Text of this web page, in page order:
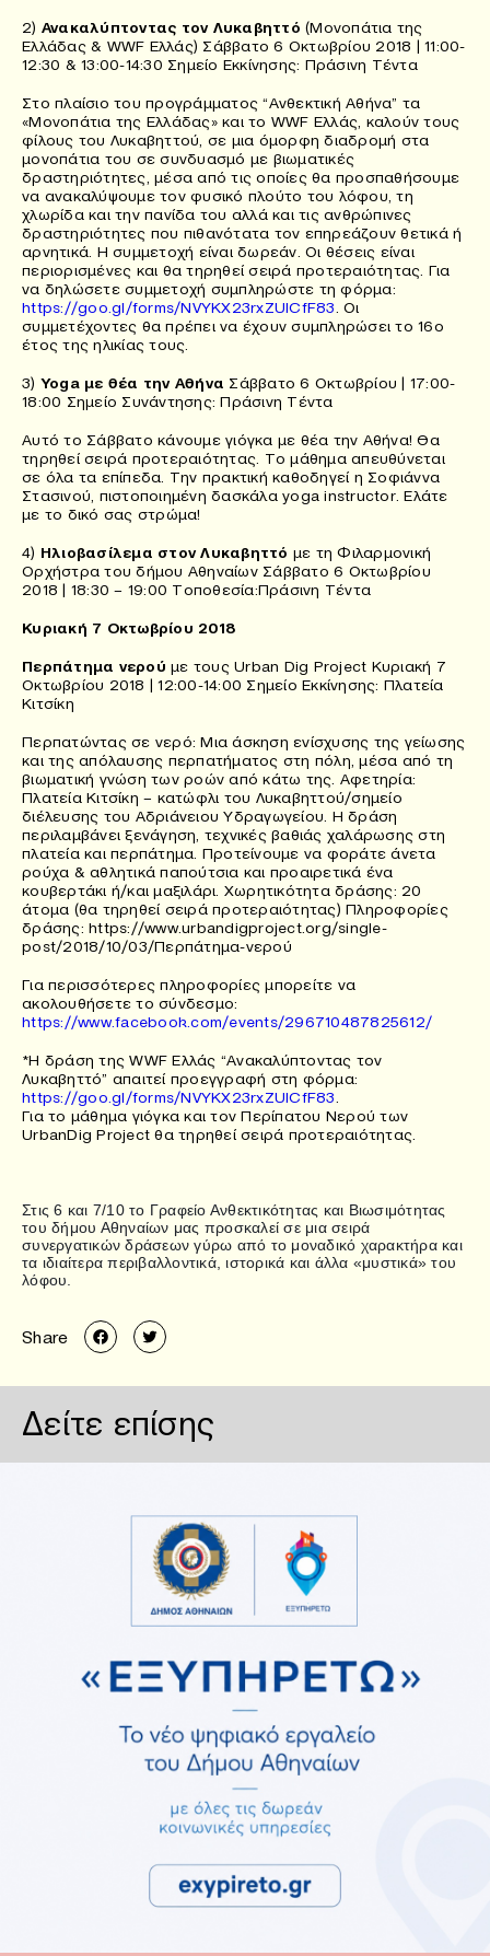
2) Ανακαλύπτοντας τον Λυκαβηττό (Μονοπάτια της
Ελλάδας & WWF Ελλάς) Σάββατο 6 Οκτωβρίου 2018 | 11:00-
12:30 & 13:00-14:30 Σημείο Εκκίνησης: Πράσινη Τέντα
Στο πλαίσιο του προγράμματος “Ανθεκτική Αθήνα” τα
«Μονοπάτια της Ελλάδας» και το WWF Ελλάς, καλούν τους
φίλους του Λυκαβηττού, σε μια όμορφη διαδρομή στα
μονοπάτια του σε συνδυασμό με βιωματικές
δραστηριότητες, μέσα από τις οποίες θα προσπαθήσουμε
να ανακαλύψουμε τον φυσικό πλούτο του λόφου, τη
χλωρίδα και την πανίδα του αλλά και τις ανθρώπινες
δραστηριότητες που πιθανότατα τον επηρεάζουν θετικά ή
αρνητικά. Η συμμετοχή είναι δωρεάν. Οι θέσεις είναι
περιορισμένες και θα τηρηθεί σειρά προτεραιότητας. Για
να δηλώσετε συμμετοχή συμπληρώστε τη φόρμα:
https://goo.gl/forms/NVYKX23rxZUICfF83. Οι
συμμετέχοντες θα πρέπει να έχουν συμπληρώσει το 16ο
έτος της ηλικίας τους.
3) Yoga με θέα την Αθήνα Σάββατο 6 Οκτωβρίου | 17:00-
18:00 Σημείο Συνάντησης: Πράσινη Τέντα
Αυτό το Σάββατο κάνουμε γιόγκα με θέα την Αθήνα! Θα
τηρηθεί σειρά προτεραιότητας. Το μάθημα απευθύνεται
σε όλα τα επίπεδα. Την πρακτική καθοδηγεί η Σοφιάννα
Στασινού, πιστοποιημένη δασκάλα yoga instructor. Ελάτε
με το δικό σας στρώμα!
4) Ηλιοβασίλεμα στον Λυκαβηττό με τη Φιλαρμονική
Ορχήστρα του δήμου Αθηναίων Σάββατο 6 Οκτωβρίου
2018 | 18:30 – 19:00 Τοποθεσία:Πράσινη Τέντα
Κυριακή 7 Οκτωβρίου 2018
Περπάτημα νερού με τους Urban Dig Project Κυριακή 7
Οκτωβρίου 2018 | 12:00-14:00 Σημείο Εκκίνησης: Πλατεία
Κιτσίκη
Περπατώντας σε νερό: Μια άσκηση ενίσχυσης της γείωσης
και της απόλαυσης περπατήματος στη πόλη, μέσα από τη
βιωματική γνώση των ροών από κάτω της. Αφετηρία:
Πλατεία Κιτσίκη – κατώφλι του Λυκαβηττού/σημείο
διέλευσης του Αδριάνειου Υδραγωγείου. Η δράση
περιλαμβάνει ξενάγηση, τεχνικές βαθιάς χαλάρωσης στη
πλατεία και περπάτημα. Προτείνουμε να φοράτε άνετα
ρούχα & αθλητικά παπούτσια και προαιρετικά ένα
κουβερτάκι ή/και μαξιλάρι. Χωρητικότητα δράσης: 20
άτομα (θα τηρηθεί σειρά προτεραιότητας) Πληροφορίες
δράσης: https://www.urbandigproject.org/single-
post/2018/10/03/Περπάτημα-νερού
Για περισσότερες πληροφορίες μπορείτε να
ακολουθήσετε το σύνδεσμο:
https://www.facebook.com/events/296710487825612/
*Η δράση της WWF Ελλάς “Ανακαλύπτοντας τον
Λυκαβηττό” απαιτεί προεγγραφή στη φόρμα:
https://goo.gl/forms/NVYKX23rxZUICfF83.
Για το μάθημα γιόγκα και τον Περίπατου Νερού των
UrbanDig Project θα τηρηθεί σειρά προτεραιότητας.
Στις 6 και 7/10 το Γραφείο Ανθεκτικότητας και Βιωσιμότητας
του δήμου Αθηναίων μας προσκαλεί σε μια σειρά
συνεργατικών δράσεων γύρω από το μοναδικό χαρακτήρα και
τα ιδιαίτερα περιβαλλοντικά, ιστορικά και άλλα «μυστικά» του
λόφου.
Share
Δείτε επίσης